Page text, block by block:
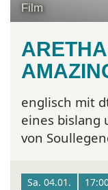
Film
englisch mit
eines
von
Sa. 04.01.